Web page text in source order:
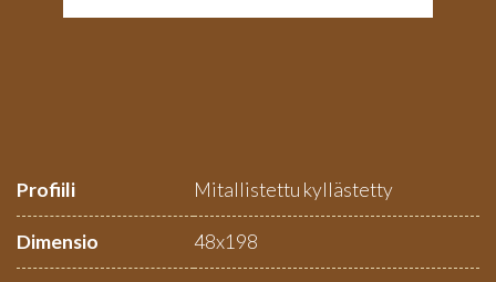
Profiili Mitallistettu kyllästetty
Dimensio 48x198